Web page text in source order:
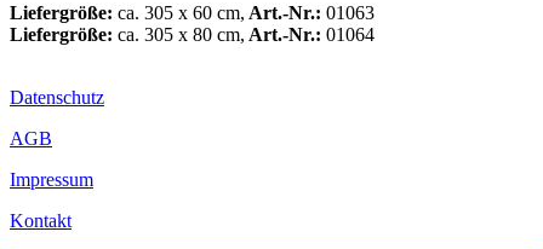
Liefergröße: ca. 305 x 60 cm, Art.-Nr.: 01063
Liefergröße: ca. 305 x 80 cm, Art.-Nr.: 01064
Datenschutz
AGB
Impressum
Kontakt